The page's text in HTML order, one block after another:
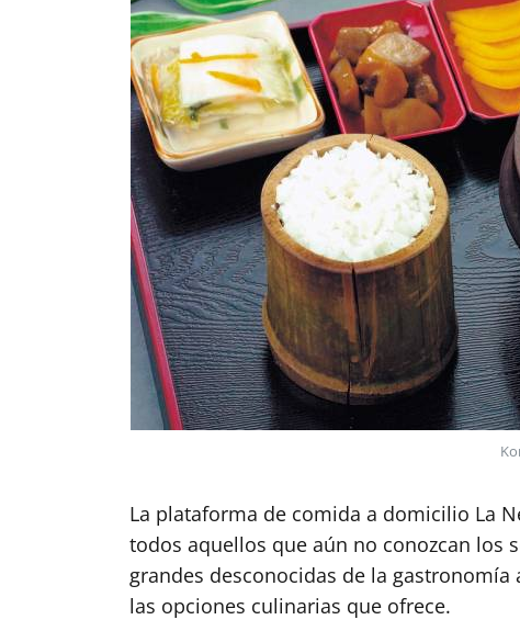
La plataforma de comida a domicilio La
todos aquellos que aún no conozcan los
grandes desconocidas de la
las opciones culinarias que ofrece.